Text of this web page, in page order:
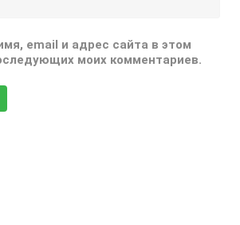
email и адрес сайта в этом
моих комментариев.